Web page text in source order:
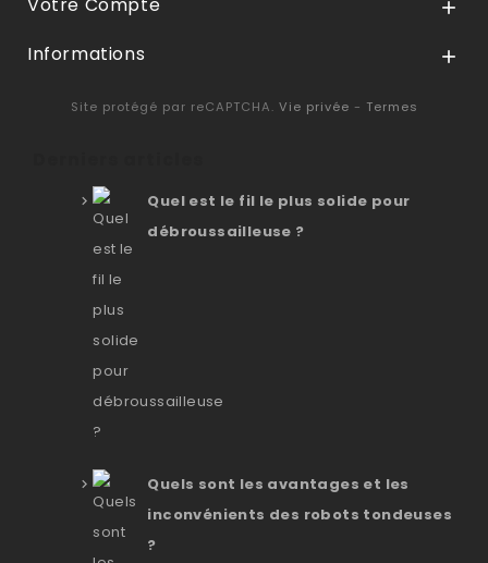
Votre Compte 
Informations 
Site protégé par reCAPTCHA. Vie privée - Termes
Quel est le fil le plus solide pour
débroussailleuse ?
Quels sont les avantages et les
inconvénients des robots tondeuses
?